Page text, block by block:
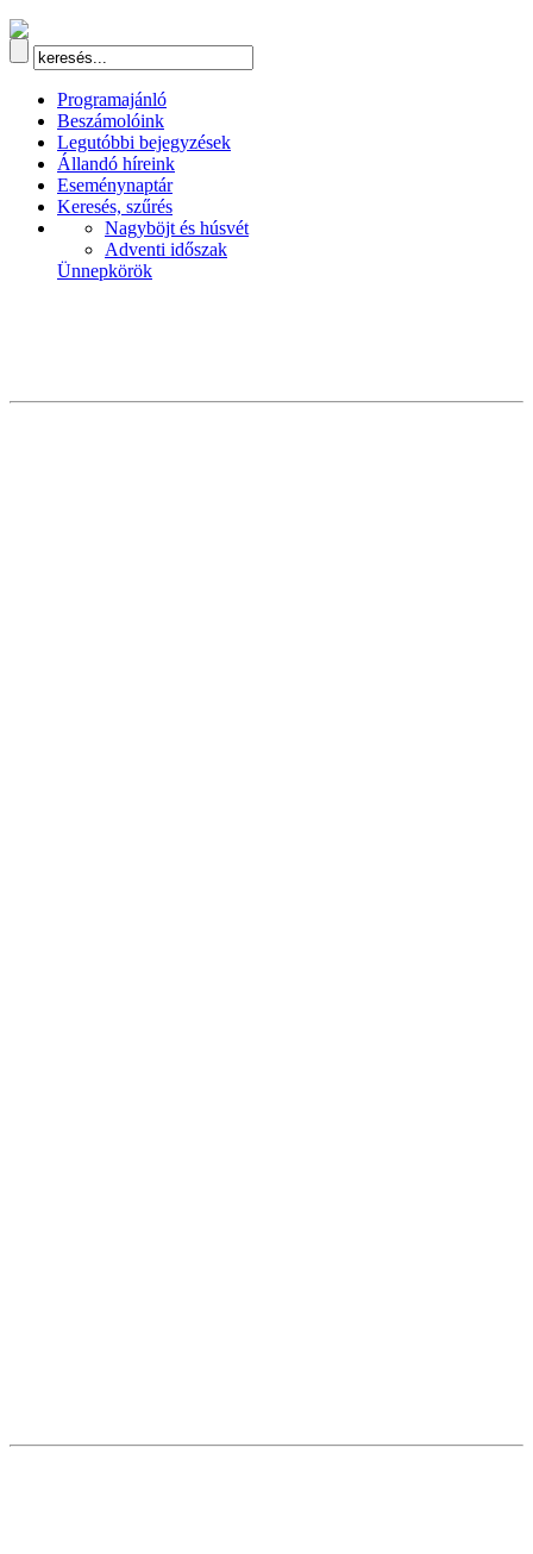
Programajánló
Beszámolóink
Legutóbbi bejegyzések
Állandó híreink
Eseménynaptár
Keresés, szűrés
Nagyböjt és húsvét
Adventi időszak
Ünnepkörök